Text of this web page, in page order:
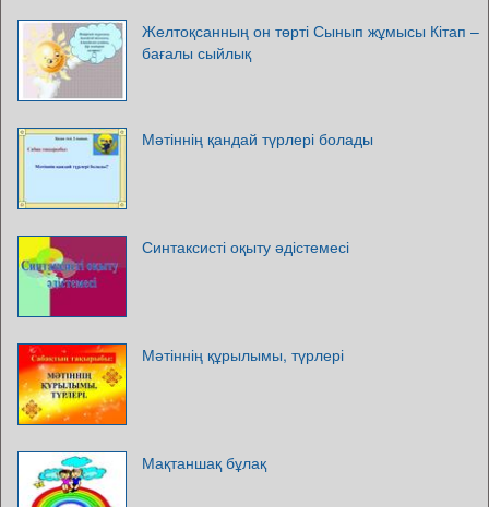
Желтоқсанның он төрті Сынып жұмысы Кітап –
бағалы сыйлық
Мәтіннің қандай түрлері болады
Синтаксисті оқыту әдістемесі
Мәтіннің құрылымы, түрлері
Мақтаншақ бұлақ